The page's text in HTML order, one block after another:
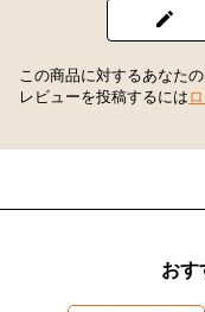
この商品に対するあなた
レビューを投稿するには
おす